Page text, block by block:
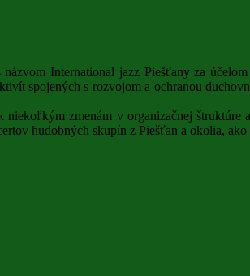
International jazz Piešťany za
spojených s rozvojom a ochranou
niekoľkým zmenám v organizačnej
hudobných skupín z Piešťan a okolia,